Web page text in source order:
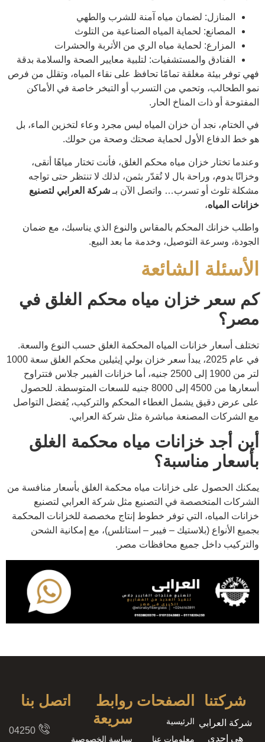
المنازل: لضمان مياه آمنة للشرب والطهي
المصانع: لحماية المياه الصناعية من التلوث
المزارع: لحماية مياه الري من الأتربة والحشرات
الفنادق والمستشفيات: لتلبية معايير الصحة والسلامة بدقة
فهي توفر بيئة مغلقة تمامًا تحافظ على نقاء المياه، وتقلل من فرص
نمو الطحالب، وتحمي من التسرب أو التبخر خاصة في الأماكن
المفتوحة أو ذات المناخ الحار.
في الختام، نجد أن خزان المياه ليس مجرد وعاء لتخزين الماء، بل
هو خط الدفاع الأول لحماية صحتك وصحة من حولك.
وعندما تختار خزان مياه محكم الغلق، فأنت تختار مياهًا أنقى،
وخزانًا يدوم، وراحة بال لا تُقدّر بثمن، لذلك لا تنتظر حتى تواجه
مشكلة تلوث أو تسرب… واتصل الآن بـ شركة العرابي لتصنيع
خزانات المياه،
واطلب خزانك المحكم بالمقاس والنوع الذي يناسبك، مع ضمان
الجودة، وسرعة التوصيل، وخدمة ما بعد البيع.
الأسئلة الشائعة
كم سعر خزان مياه محكم الغلق في
مصر؟
تختلف أسعار خزانات المياه المحكمة الغلق حسب النوع والسعة.
في عام 2025، يبدأ سعر خزان بولي إيثيلين محكم الغلق سعة 1000
لتر من 1900 إلى 2500 جنيه، أما خزانات الفيبر جلاس فتتراوح
أسعارها من 4500 إلى 8000 جنيه للسعات المتوسطة. للحصول
على عرض دقيق يشمل الغطاء المحكم والتركيب، يُفضل التواصل
مع الشركات المصنعة مباشرة مثل شركة العرابي.
أين أجد خزانات مياه محكمة الغلق
بأسعار مناسبة؟
يمكنك الحصول على خزانات مياه محكمة الغلق بأسعار منافسة من
الشركات المتخصصة في التصنيع مثل شركة العرابي لتصنيع
خزانات المياه، التي توفر خطوط إنتاج مخصصة للخزانات المحكمة
بجميع الأنواع (بلاستيك – فيبر – استانلس)، مع إمكانية الشحن
والتركيب داخل جميع محافظات مصر.
شركتنا
شركة العرابي
هى إحدى
الصفحات
الرئيسية
معلومات عنا
روابط
سريعة
سياسة الخصوصية
اتصل بنا